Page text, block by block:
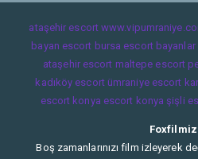
ataşehir escort
bayan escort bursa escort bayanlar
ataşehir escort maltepe escort
kadıköy escort ümraniye escort
escort konya escort konya şişli
Boş zamanlarınızı film izleyerek